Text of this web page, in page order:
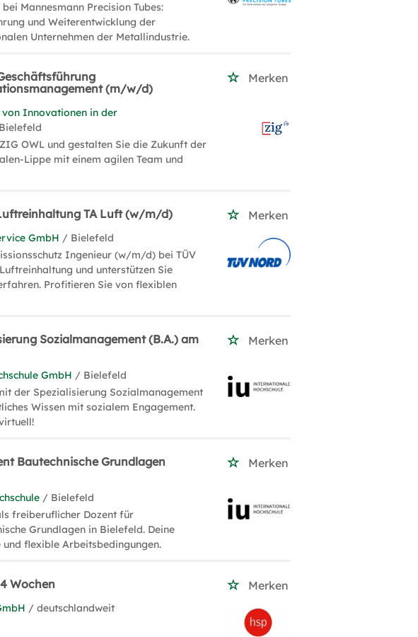
Mannesmann Precision Tubes:
und Weiterentwicklung der
Unternehmen der Metallindustrie.
(m/w/d)
Merken
Innovationen in der
OWL und gestalten Sie die Zukunft der
Lippe mit einem agilen Team und
TA Luft (w/m/d) Merken
GmbH / Bielefeld
Ingenieur (w/m/d) bei TÜV
und unterstützen Sie
Profitieren Sie von flexiblen
Sozialmanagement (B.A.) am
Merken
GmbH / Bielefeld
der Spezialisierung Sozialmanagement
Wissen mit sozialem Engagement.
Bautechnische Grundlagen
Merken
/ Bielefeld
freiberuflicher Dozent für
Grundlagen in Bielefeld. Deine
flexible Arbeitsbedingungen.
Wochen Merken
/ deutschlandweit